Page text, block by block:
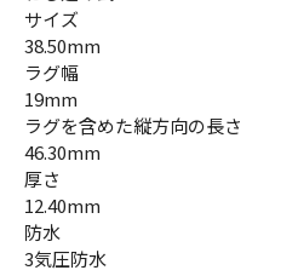
サイズ
38.50mm
ラグ幅
19mm
ラグを含めた縦方向の長さ
46.30mm
厚さ
12.40mm
防水
3気圧防水